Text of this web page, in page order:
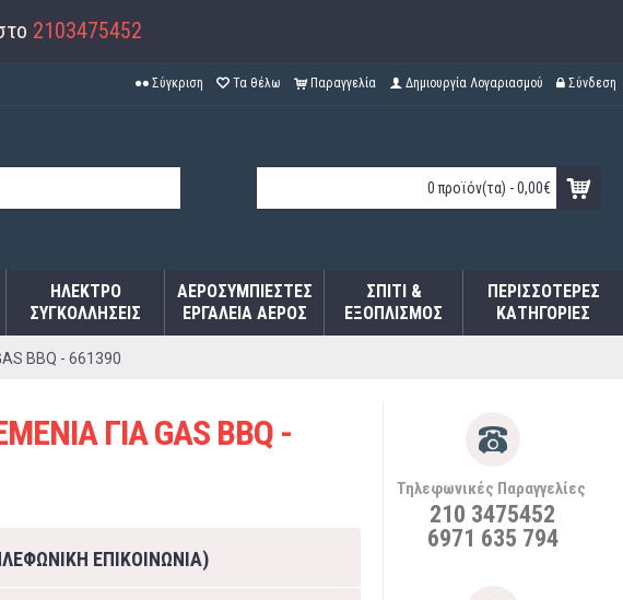
2103475452
Σύγκριση Τα θέλω Παραγγελία Δημιουργία Λογαριασμού Σύνδεση
0 προϊόν(τα) - 0,00€
ΗΛΕΚΤΡΟ
ΣΥΓΚΟΛΛΉΣΕΙΣ
ΑΕΡΟΣΥΜΠΙΕΣΤΈΣ
ΕΡΓΑΛΕΊΑ ΑΈΡΟΣ
ΣΠΊΤΙ &
ΕΞΟΠΛΙΣΜΌΣ
ΠΕΡΙΣΣΌΤΕΡΕΣ
ΚΑΤΗΓΟΡΊΕΣ
BBQ - 661390
Τηλεφωνικές Παραγγελίες
210 3475452
6971 635 794
ΓΙΑ GAS BBQ -
ΕΠΙΚΟΙΝΩΝΙΑ)